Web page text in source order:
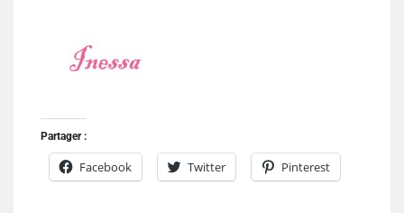
Partager :
Facebook Twitter Pinterest